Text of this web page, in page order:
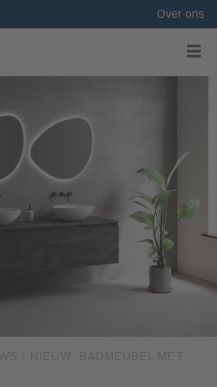
Over ons
NIEUW: BADMEUBEL MET